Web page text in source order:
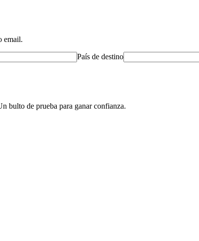
email.
País de destino
bulto de prueba para ganar confianza.